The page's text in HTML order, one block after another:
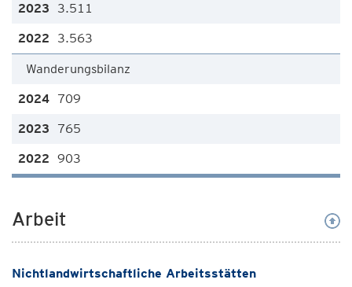
3.511
3.563
Wanderungsbilanz
709
765
903
Arbeit
Nichtlandwirtschaftliche Arbeitsstätten